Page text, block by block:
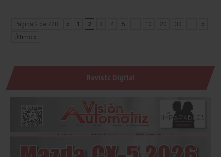
Página 2 de 728 « 1 2 3 4 5 10 20 30
»
Último »
Revista Digital